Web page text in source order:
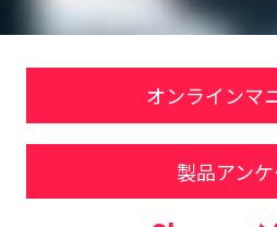
オンラインマ
製品アン